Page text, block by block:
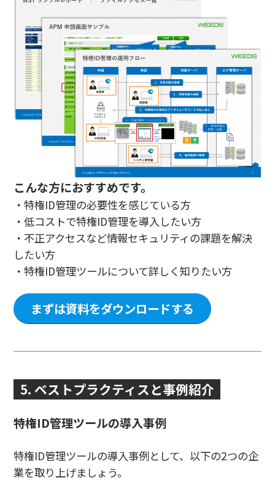
こんな方におすすめです。
・特権ID管理の必要性を感じている方
・低コストで特権ID管理を導入したい方
・不正アクセスなど情報セキュリティの課題を解決
したい方
・特権ID管理ツールについて詳しく知りたい方
まずは資料をダウンロードする
5. ベストプラクティスと事例紹介
特権ID管理ツールの導入事例
特権ID管理ツールの導入事例として、以下の2つの企
業を取り上げましょう。